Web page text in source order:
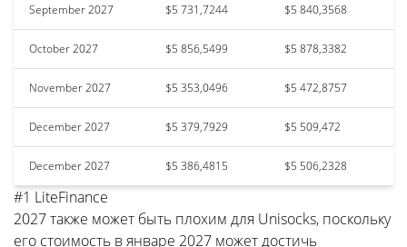
September 2027 $5 731,7244 $5 840,3568
October 2027 $5 856,5499 $5 878,3382
November 2027 $5 353,0496 $5 472,8757
December 2027 $5 379,7929 $5 509,472
December 2027 $5 386,4815 $5 506,2328
#1 LiteFinance
2027 также может быть плохим для Unisocks, поскольку
его стоимость в январе 2027 может достичь